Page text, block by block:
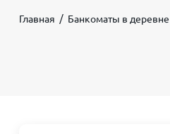
Главная Банкоматы в